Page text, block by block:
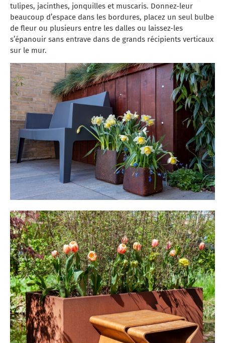
tulipes, jacinthes, jonquilles et muscaris. Donnez-leur
beaucoup d’espace dans les bordures, placez un seul bulbe
de fleur ou plusieurs entre les dalles ou laissez-les
s’épanouir sans entrave dans de grands récipients verticaux
sur le mur.